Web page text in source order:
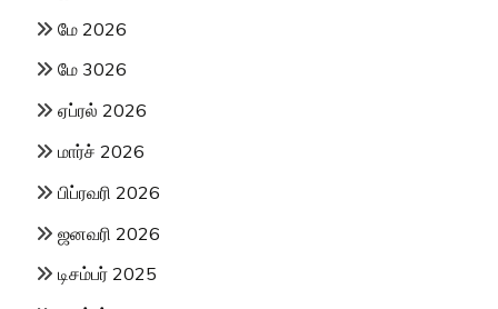
மே 2026
மே 3026
ஏப்ரல் 2026
மார்ச் 2026
பிப்ரவரி 2026
ஜனவரி 2026
டிசம்பர் 2025